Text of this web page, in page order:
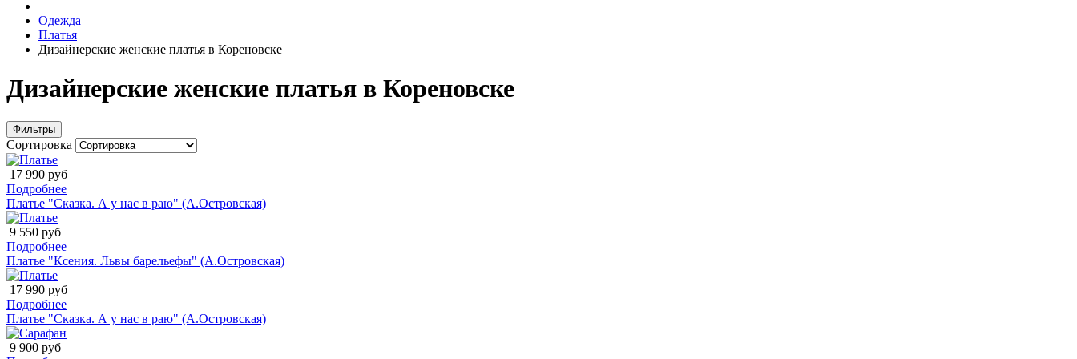
Одежда
Платья
Дизайнерские женские платья в Кореновске
Дизайнерские женские платья в Кореновске
Фильтры
Сортировка
17 990 руб
Подробнее
Платье "Сказка. А у нас в раю" (А.Островская)
9 550 руб
Подробнее
Платье "Ксения. Львы барельефы" (А.Островская)
17 990 руб
Подробнее
Платье "Сказка. А у нас в раю" (А.Островская)
9 900 руб